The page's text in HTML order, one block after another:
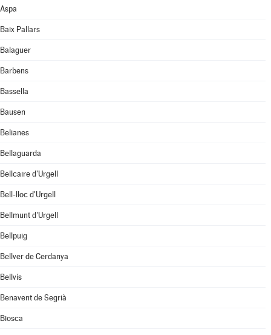
Aspa
Baix Pallars
Balaguer
Barbens
Bassella
Bausen
Belianes
Bellaguarda
Bellcaire d'Urgell
Bell-lloc d'Urgell
Bellmunt d'Urgell
Bellpuig
Bellver de Cerdanya
Bellvís
Benavent de Segrià
Biosca